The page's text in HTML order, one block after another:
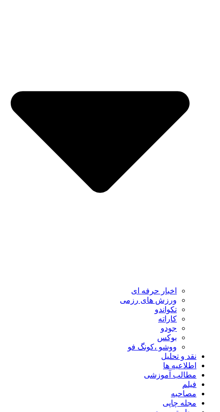
اخبار حرفه ای
ورزش های رزمی
تکواندو
کاراته
جودو
بوکس
ووشو ،کونگ فو
نقد و تحلیل
اطلاعیه ها
مطالب آموزشی
فیلم
مصاحبه
مجله چاپی